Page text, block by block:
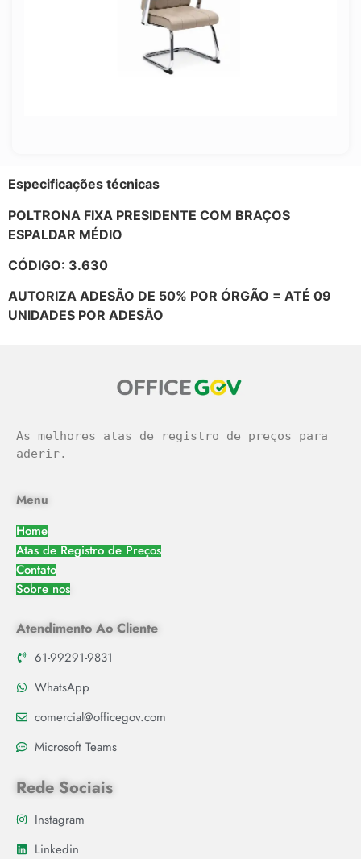
Especificações técnicas
POLTRONA FIXA PRESIDENTE COM BRAÇOS
ESPALDAR MÉDIO
CÓDIGO: 3.630
AUTORIZA ADESÃO DE 50% POR ÓRGÃO = ATÉ 09
UNIDADES POR ADESÃO
As melhores atas de registro de preços para
aderir.
Menu
Home
Atas de Registro de Preços
Contato
Sobre nos
Atendimento Ao Cliente
61-99291-9831
WhatsApp
comercial@officegov.com
Microsoft Teams
Rede Sociais
Instagram
Linkedin